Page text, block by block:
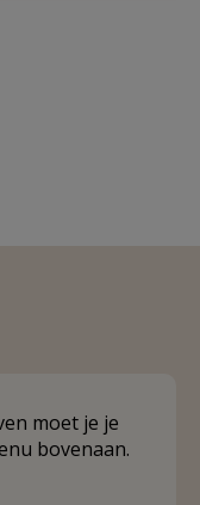
moet je je
bovenaan.